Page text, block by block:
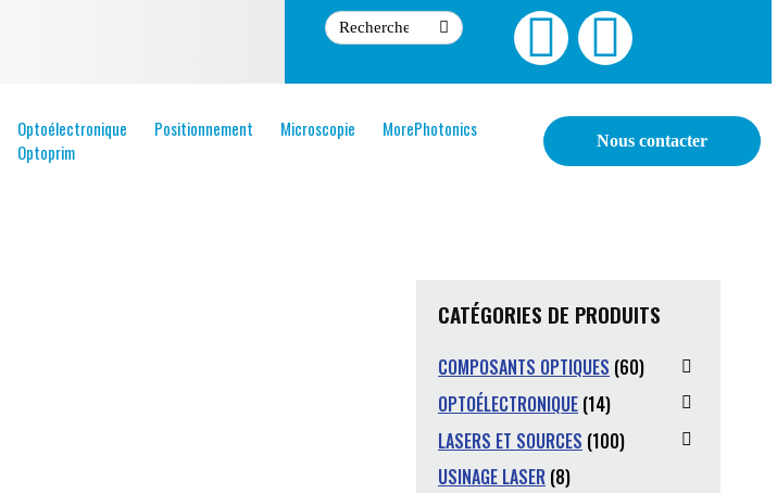
Optoélectronique Positionnement Microscopie
MorePhotonics
Optoprim
Nous contacter
CATÉGORIES DE PRODUITS
COMPOSANTS OPTIQUES (60)
OPTOÉLECTRONIQUE (14)
LASERS ET SOURCES (100)
USINAGE LASER (8)